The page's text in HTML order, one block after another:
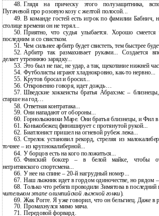
48. Глядя на прическу этого полузащитника,
Пугачевой про розовую козу с желтой полосой...
49. В команде гостей есть игрок по фамилии Бабнич,
столице времени он не терял...
50. Приятно, что судья улыбается. Хорошо смеется
последним и со свистком.
51. Чем сильнее арбитр будет свистеть, тем быстрее
52.
Арбитр так размахивает руками... Создается
делает утреннюю зарядку...
53. Это был не пас, не удар, а так, щекотание нижней
54. Футболисты играют хладнокровно,как-то нервно...
55. Крутов бросал и бросил...
56. Откровенно говоря, идет дождь…
57. Шведские хоккеисты братья Абрахэмс –
старше на год…
58. Ответная контратака...
59. Они нападают от обороны...
60. Горнолыжники Маре. Они братья близнецы, и Фил в
61. Конькобежец финиширует с протянутой рукой...
62. Биатлонист пришел на огневой рубеж лежа...
63. Стрелок установил рекорд, стреляя из
точнее – из крупнокалиберной...
64. У борцов есть на кого положиться...
65. Финский боксер – в белой майке, чтобы
негритянского спортсмена...
66. У нее на спине –20-й нагрудный номер...
67. Наш лыжник идет в гордом одиночестве, но рядом
68. Только что ребята проводили Зимятова в последний
чительном этапе олимпийской лыжной гонки).
69. Жак Рогге. Я уже говорил, что он бельгиец. Даже в
70. Промахнулся мимо мяча.
71. Передовой форвард.